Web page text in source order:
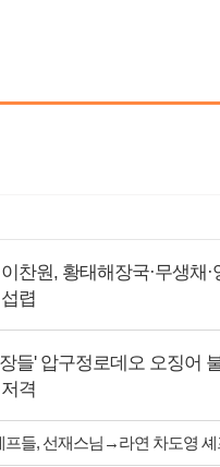
찬원, 황태해장국·무생채
렵
들' 압구정로데오 오징어
격
프들, 선재스님→라연 차도영 셰